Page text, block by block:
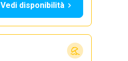
Vedi disponibilità